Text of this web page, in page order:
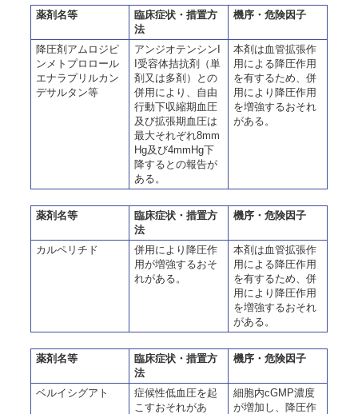
薬剤名等
臨床症状・措置方
法
機序・危険因子
降圧剤アムロジピ
ンメトプロロール
エナラプリルカン
デサルタン等
アンジオテンシンI
I受容体拮抗剤（単
剤又は多剤）との
併用により、自由
行動下収縮期血圧
及び拡張期血圧は
最大それぞれ8mm
Hg及び4mmHg下
降するとの報告が
ある。
本剤は血管拡張作
用による降圧作用
を有するため、併
用により降圧作用
を増強するおそれ
がある。
薬剤名等
臨床症状・措置方
法
機序・危険因子
カルペリチド
併用により降圧作
用が増強するおそ
れがある。
本剤は血管拡張作
用による降圧作用
を有するため、併
用により降圧作用
を増強するおそれ
がある。
薬剤名等
臨床症状・措置方
法
機序・危険因子
ベルイシグアト
症候性低血圧を起
こすおそれがあ
細胞内cGMP濃度
が増加し、降圧作